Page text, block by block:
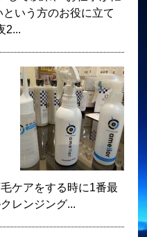
いう方のお役に立て
2...
ケアをする時に1番最
レンジング...